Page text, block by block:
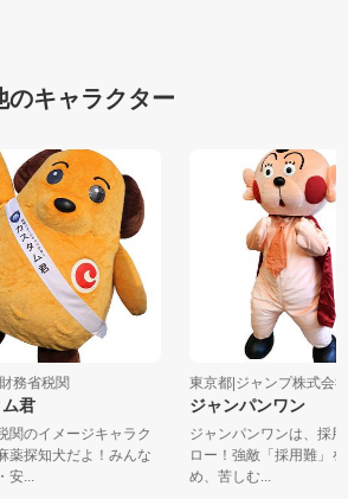
のキャラクター
|財務省税関
ム君
税関のイメージキャラク
麻薬探知犬だよ！みんな
安...
東京都|ジャンプ株式
ジャンパンワン
ジャンパンワンは、採
ロー！強敵「採用難
め、苦しむ...